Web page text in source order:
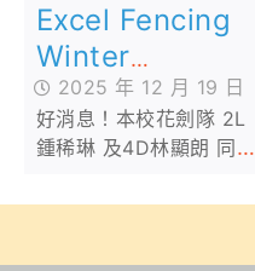
Excel Fencing
Winter
Competition
2025
2025 年 12 月 19 日
好消息！本校花劍隊 2L
鍾稀琳 及4D林顯朗 同學
Excel Fencing主辦的
Competition 2025，分